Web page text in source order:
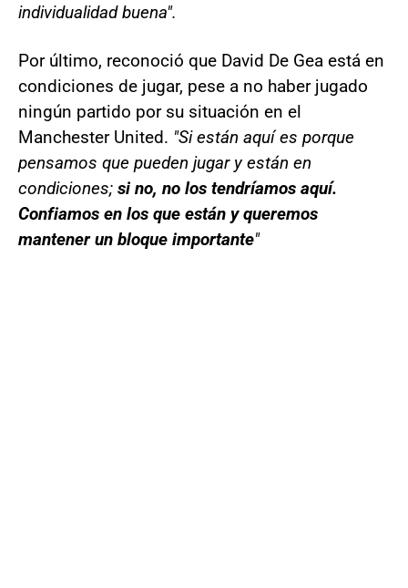
individualidad buena".
Por último, reconoció que David De Gea está en
condiciones de jugar, pese a no haber jugado
ningún partido por su situación en el
Manchester United. "Si están aquí es porque
pensamos que pueden jugar y están en
condiciones; si no, no los tendríamos aquí.
Confiamos en los que están y queremos
mantener un bloque importante"